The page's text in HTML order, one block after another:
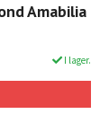
Amabilia
I lager.